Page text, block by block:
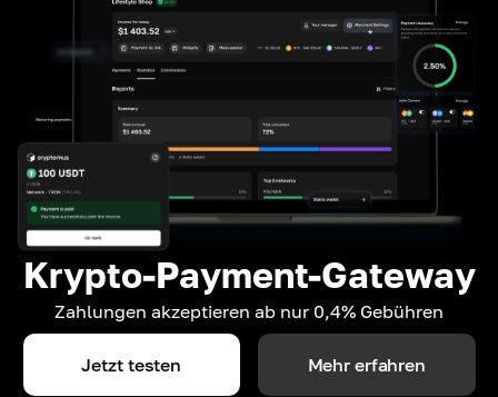
Krypto-Payment-Gateway
Zahlungen akzeptieren ab nur 0,4% Gebühren
Jetzt testen Mehr erfahren